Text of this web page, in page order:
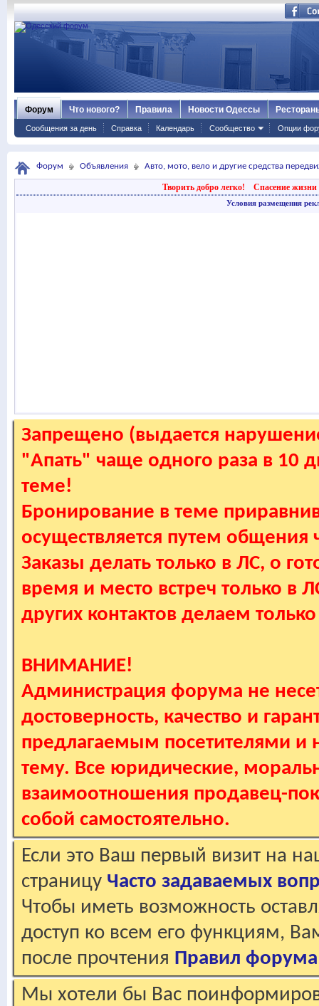
Форум
Сообщения за день Справка Календарь Сообщество Опции
Что нового? Правила Новости Одессы
Форум Объявления Авто, мото, вело и другие средства
Творить добро легко! Спасение жизни
Условия размещения
Запрещено (выдается
"Апать" чаще одного раза в 10
теме!
Бронирование в теме
осуществляется путем
Заказы делать только в ЛС, о
время и место встреч только в
других контактов делаем
ВНИМАНИЕ!
Администрация форума не
достоверность, качество и
предлагаемым посетителями и
тему. Все юридические,
взаимоотношения продавец-
собой самостоятельно.
Если это Ваш первый визит на
страницу Часто задаваемых
Чтобы иметь возможность
доступ ко всем его функциям,
после прочтения Правил форума
Мы хотели бы Вас